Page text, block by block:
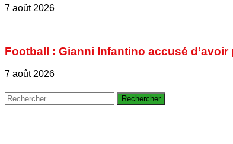
7 août 2026
Football : Gianni Infantino accusé
7 août 2026
Rechercher :